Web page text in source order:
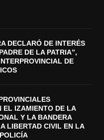
DECLARÓ DE INTERÉS
DE LA PATRIA”,
DE
EL IZAMIENTO DE LA
Y LA BANDERA
LIBERTAD CIVIL EN LA